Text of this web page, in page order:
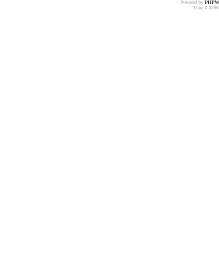
Powered by
Time